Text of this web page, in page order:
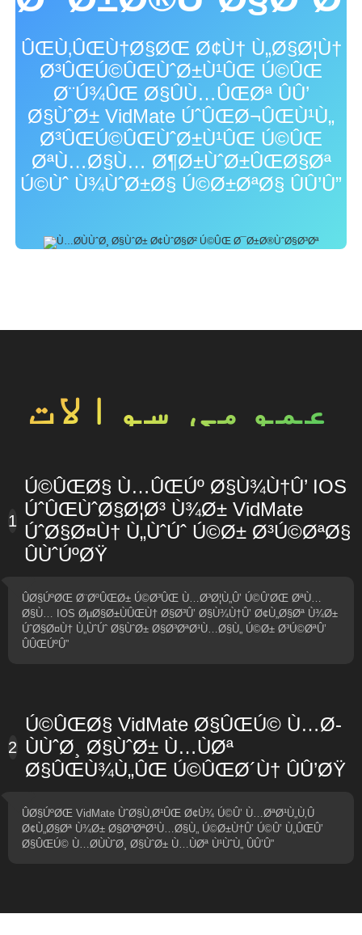
ÛŒÙ‚ÛŒÙ†Ø§ØŒ Ø¢Ù† Ù„Ø§Ø¦Ù†
Ø³ÛŒÚ©ÛŒÙˆØ±Ù¹ÛŒ Ú©ÛŒ
Ø¨Ú¾ÛŒ Ø§ÛÙ…ÛŒØª ÛÛ’
Ø§ÙˆØ± VidMate ÚˆÛŒØ¬ÛŒÙ¹Ù„
Ø³ÛŒÚ©ÛŒÙˆØ±Ù¹ÛŒ Ú©ÛŒ
ØªÙ…Ø§Ù… Ø¶Ø±ÙˆØ±ÛŒØ§Øª
Ú©Ùˆ Ù¾ÙˆØ±Ø§ Ú©Ø±ØªØ§ ÛÛ’Û”
عمومی سوالات
1
Ú©ÛŒØ§ Ù…ÛŒÚº Ø§Ù¾Ù†Û’ IOS
ÚˆÛŒÙˆØ§Ø¦Ø³ Ù¾Ø± VidMate
ÚˆØ§Ø¤Ù† Ù„ÙˆÚˆ Ú©Ø± Ø³Ú©ØªØ§
ÛÙˆÚºØŸ
ÛØ§ÚºØŒ Ø¨ØºÛŒØ± Ú©Ø³ÛŒ Ù…Ø³Ø¦Ù„Û’ Ú©Û’ØŒ ØªÙ…
Ø§Ù… IOS ØµØ§Ø±ÙÛŒÙ† Ø§Ø³Û’ Ø§Ù¾Ù†Û’ Ø¢Ù„Ø§Øª Ù¾Ø±
ÚˆØ§Ø¤Ù† Ù„ÙˆÚˆ Ø§ÙˆØ± Ø§Ø³ØªØ¹Ù…Ø§Ù„ Ú©Ø± Ø³Ú©ØªÛ’
ÛÛŒÚºÛ”
2
Ú©ÛŒØ§ VidMate Ø§ÛŒÚ© Ù…Ø­
ÙÙˆØ¸ Ø§ÙˆØ± Ù…ÙØª
Ø§ÛŒÙ¾Ù„ÛŒ Ú©ÛŒØ´Ù† ÛÛ’ØŸ
ÛØ§ÚºØŒ VidMate ÙˆØ§Ù‚Ø¹ÛŒ Ø¢Ù¾ Ú©Û’ Ù…ØªØ¹Ù„Ù‚Û
Ø¢Ù„Ø§Øª Ù¾Ø± Ø§Ø³ØªØ¹Ù…Ø§Ù„ Ú©Ø±Ù†Û’ Ú©Û’ Ù„ÛŒÛ’
Ø§ÛŒÚ© Ù…Ø­ÙÙˆØ¸ Ø§ÙˆØ± Ù…ÙØª Ù¹ÙˆÙ„ ÛÛ’Û”